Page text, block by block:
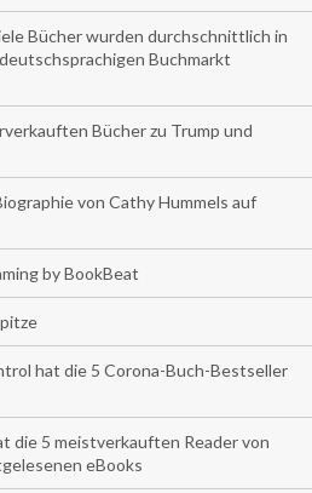
Bücher wurden durchschnittlich in
Buchmarkt
Bücher zu Trump und
von Cathy Hummels auf
by BookBeat
hat die 5 Corona-Buch-Bestseller
die 5 meistverkauften Reader von
eBooks